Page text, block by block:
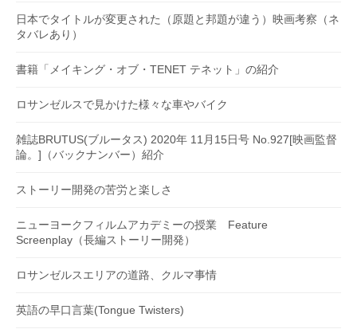
日本でタイトルが変更された（原題と邦題が違う）映画考察（ネ
タバレあり）
書籍「メイキング・オブ・TENET テネット」の紹介
ロサンゼルスで見かけた様々な車やバイク
雑誌BRUTUS(ブルータス) 2020年 11月15日号 No.927[映画監督
論。]（バックナンバー）紹介
ストーリー開発の苦労と楽しさ
ニューヨークフィルムアカデミーの授業 Feature
Screenplay（長編ストーリー開発）
ロサンゼルスエリアの道路、クルマ事情
英語の早口言葉(Tongue Twisters)